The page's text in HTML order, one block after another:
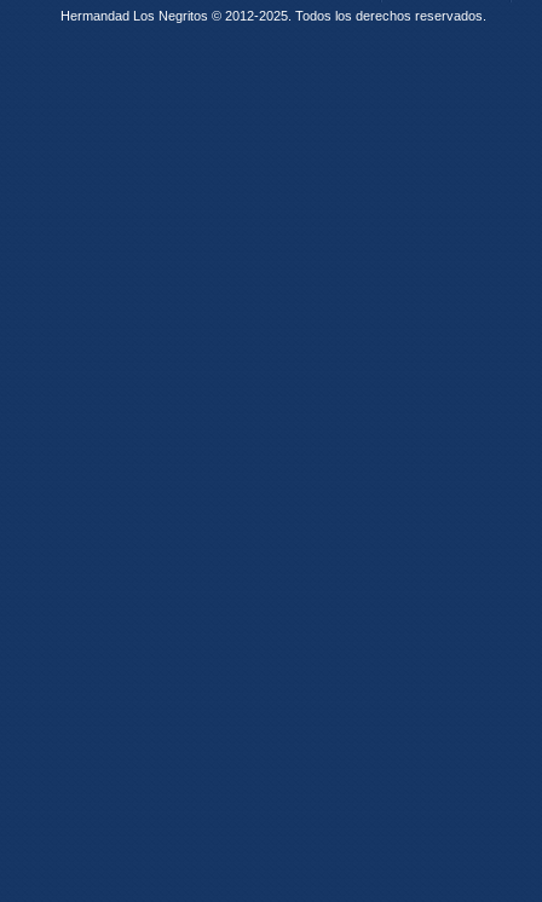
Hermandad Los Negritos © 2012-2025. Todos los derechos reservados.